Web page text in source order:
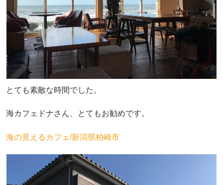
とても素敵な時間でした。
海カフェドナさん、とてもお勧めです。
海の見えるカフェ/新潟県柏崎市